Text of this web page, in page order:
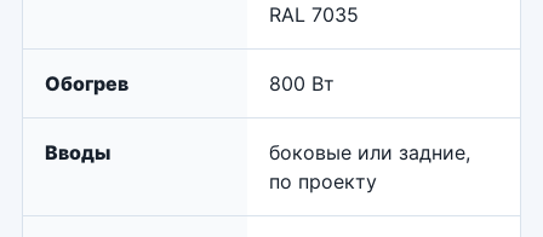
RAL 7035
Обогрев 800 Вт
Вводы
боковые или задние,
по проекту